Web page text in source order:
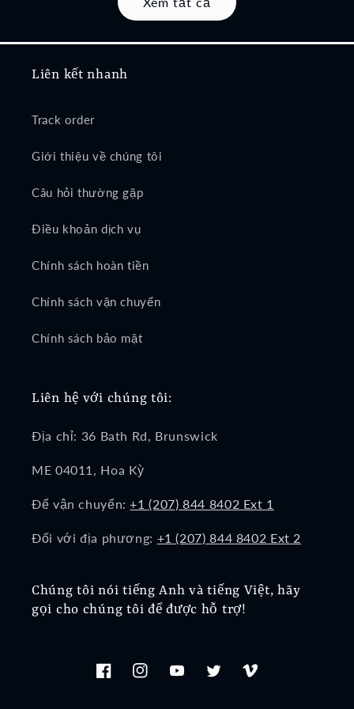
Liên kết nhanh
Track order
Giới thiệu về chúng tôi
Câu hỏi thường gặp
Điều khoản dịch vụ
Chính sách hoàn tiền
Chính sách vận chuyển
Chính sách bảo mật
Liên hệ với chúng tôi:
Địa chỉ: 36 Bath Rd, Brunswick
ME 04011, Hoa Kỳ
Để vận chuyển:+1 (207) 844 8402 Ext 1
Đối với địa phương: +1 (207) 844 8402 Ext 2
Chúng tôi nói tiếng Anh và tiếng Việt, hãy
gọi cho chúng tôi để được hỗ trợ!
FacebookInstagramYouTubeTwitter Vimeo